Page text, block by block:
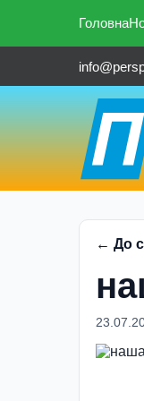
Головна
← До